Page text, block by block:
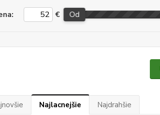
€ Od
Najlacnejšie Najdrahšie